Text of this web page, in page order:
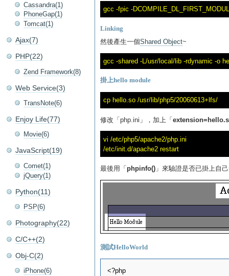
Linking
然後產生一個Shared Object~
掛上hello module
修改「php.ini」，加上「
vi /etc/php5/apache2/php.ini
最後用「 phpinfo() 」來驗證是否已掛上自
測試HelloWorld
<?php
Cassandra(1)
PhoneGap(1)
Tomcat(1)
Ajax(7)
PHP(22)
Zend Framework(8)
Web Service(3)
TransNote(6)
Enjoy Life(77)
Movie(6)
JavaScript(19)
Comet(1)
jQuery(1)
Python(11)
PSP(6)
Photography(22)
C/C++(2)
Obj-C(2)
iPhone(6)